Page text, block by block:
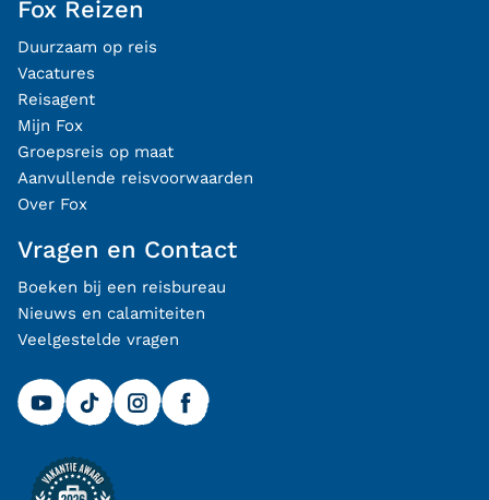
Fox Reizen
Duurzaam op reis
Vacatures
Reisagent
Mijn Fox
Groepsreis op maat
Aanvullende reisvoorwaarden
Over Fox
Vragen en Contact
Boeken bij een reisbureau
Nieuws en calamiteiten
Veelgestelde vragen